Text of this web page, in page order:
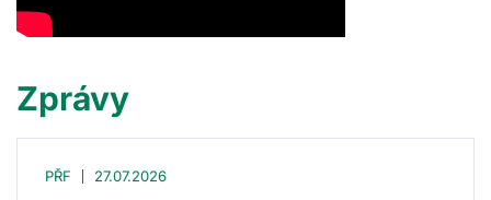
Zprávy
PŘF 27.07.2026